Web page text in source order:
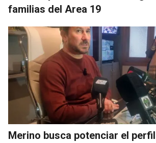
familias del Area 19
Merino busca potenciar el